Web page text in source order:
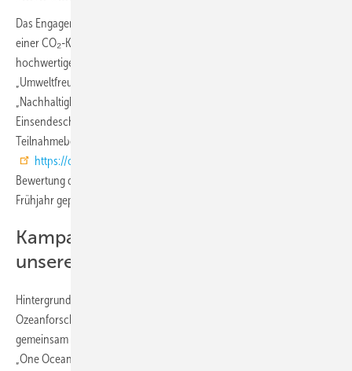
Das Engagement der Fachhandwerksunternehmen belohnt WOLF mit
einer CO₂-Kompensation im Wert von 1000 Euro und einem
hochwertigen Insektenhotel. Den Preis gibt es in den Kategorien
„Umweltfreundliche Heizungsinstallation“ und
„Nachhaltigkeitsengagement im Betrieb“ zu gewinnen.
Einsendeschluss ist der 28. Februar 2022, Infos und
Teilnahmebedingungen finden interessierte Betriebe unter
https://oneoceanfoundation.wolf.eu/wolfumweltpreis
Bewertung der eingegangenen Beiträge ist die Preisübergabe für das
Frühjahr geplant –
Kampagne gegen die Übersäuerung
unserer Ozeane
Hintergrund des Wettbewerbs:
Ozeanforschung“ der Vereinten Nationen unterstützt WOLF
gemeinsam mit starken Partnern wie Allianz, Rolex und Land Rover die
„One Ocean Foundation“. Dabei handelt es sich um eine